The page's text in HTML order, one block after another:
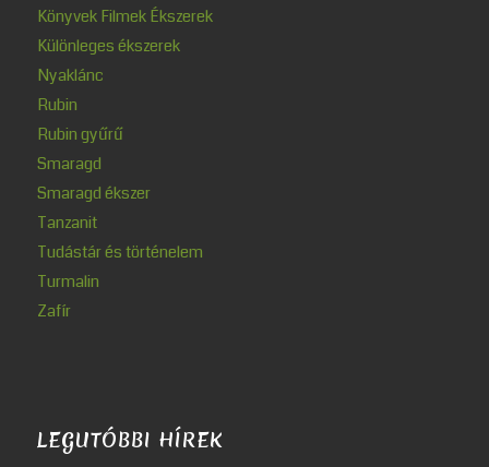
Könyvek Filmek Ékszerek
Különleges ékszerek
Nyaklánc
Rubin
Rubin gyűrű
Smaragd
Smaragd ékszer
Tanzanit
Tudástár és történelem
Turmalin
Zafír
LEGUTÓBBI HÍREK